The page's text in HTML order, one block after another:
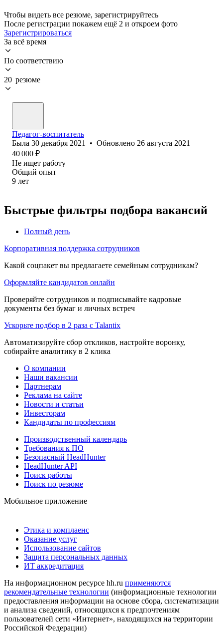
Чтобы видеть все резюме, зарегистрируйтесь
После регистрации покажем ещё 2 и откроем фото
Зарегистрироваться
За всё время
По соответствию
20 резюме
Педагог-воспитатель
Была 30 декабря 2021 • Обновлено 26 августа 2021
40 000 ₽
Не ищет работу
Общий опыт
9 лет
Быстрые фильтры подбора вакансий
Полный день
Корпоративная поддержка сотрудников
Какой соцпакет вы предлагаете семейным сотрудникам?
Оформляйте кандидатов онлайн
Проверяйте сотрудников и подписывайте кадровые
документы без бумаг и личных встреч
Ускорьте подбор в 2 раза с Talantix
Автоматизируйте сбор откликов, настройте воронку,
собирайте аналитику в 2 клика
О компании
Наши вакансии
Партнерам
Реклама на сайте
Новости и статьи
Инвесторам
Кандидаты по профессиям
Производственный календарь
Требования к ПО
Безопасный HeadHunter
HeadHunter API
Поиск работы
Поиск по резюме
Мобильное приложение
Этика и комплаенс
Оказание услуг
Использование сайтов
Защита персональных данных
ИТ аккредитация
На информационном ресурсе hh.ru применяются
рекомендательные технологии (информационные технологии
предоставления информации на основе сбора, систематизации
и анализа сведений, относящихся к предпочтениям
пользователей сети «Интернет», находящихся на территории
Российской Федерации)